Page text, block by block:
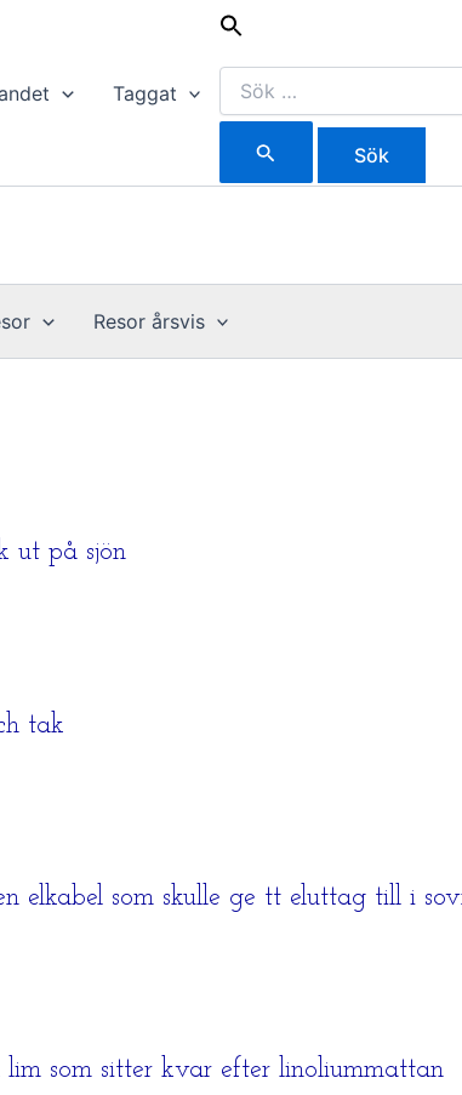
Taggat
Sök
efter:
Resor årsvis
ut på sjön
tak
elkabel som skulle ge tt eluttag till i
som sitter kvar efter linoliummattan